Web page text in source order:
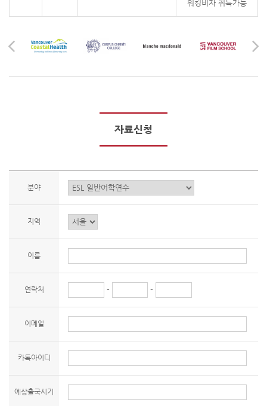
워킹비자 취득가능
자료신청
분야
지역
이름
연락처 - -
이메일
카톡아이디
예상출국시기